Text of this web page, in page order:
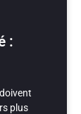
:
plus